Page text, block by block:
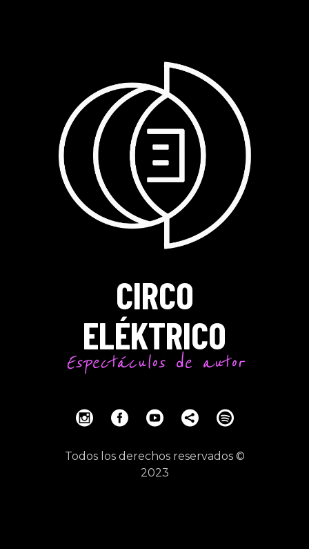
CIRCO
ELÉKTRICO
Espectáculos de autor
Todos los derechos reservados ©
2023